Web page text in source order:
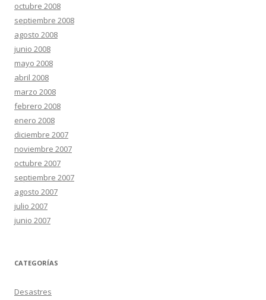
octubre 2008
septiembre 2008
agosto 2008
junio 2008
mayo 2008
abril 2008
marzo 2008
febrero 2008
enero 2008
diciembre 2007
noviembre 2007
octubre 2007
septiembre 2007
agosto 2007
julio 2007
junio 2007
CATEGORÍAS
Desastres